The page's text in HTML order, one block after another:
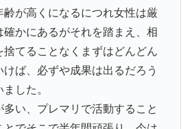
齢が高くになるにつれ女性は厳
確かにあるがそれを踏まえ、相
捨てることなくまずはどんどん
ば、必ずや成果は出るだろう
した。
い、プレマリで活動すること